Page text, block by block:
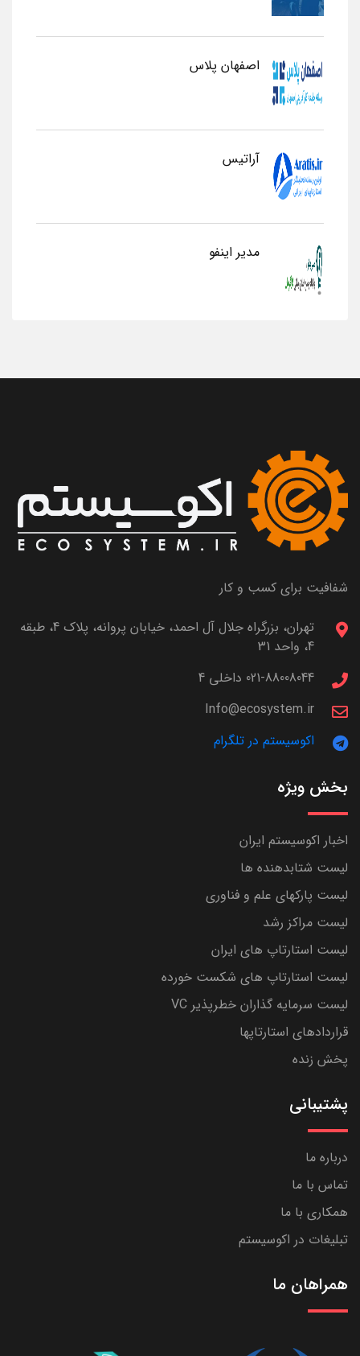
اصفهان پلاس
آراتیس
مدیر اینفو
شفافیت برای کسب و کار
تهران، بزرگراه جلال آل احمد، خیابان پروانه، پلاک 4، طبقه
4، واحد 31
021-88008044 داخلی 4
Info@ecosystem.ir
اکوسیستم در تلگرام
بخش ویژه
اخبار اکوسیستم ایران
لیست شتابدهنده ها
لیست پارکهای علم و فناوری
لیست مراکز رشد
لیست استارتاپ های ایران
لیست استارتاپ های شکست خورده
لیست سرمایه گذاران خطرپذیر VC
قراردادهای استارتاپها
پخش زنده
پشتیبانی
درباره ما
تماس با ما
همکاری با ما
تبلیغات در اکوسیستم
همراهان ما